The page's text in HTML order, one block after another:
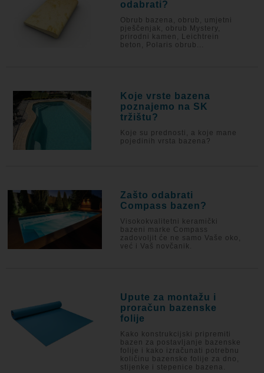
odabrati?
Obrub bazena, obrub, umjetni
pješčenjak, obrub Mystery,
prirodni kamen, Leichtrein
beton, Polaris obrub...
Koje vrste bazena
poznajemo na SK
tržištu?
Koje su prednosti, a koje mane
pojedinih vrsta bazena?
Zašto odabrati
Compass bazen?
Visokokvalitetni keramički
bazeni marke Compass
zadovoljit će ne samo Vaše oko,
već i Vaš novčanik.
Upute za montažu i
proračun bazenske
folije
Kako konstrukcijski pripremiti
bazen za postavljanje bazenske
folije i kako izračunati potrebnu
količinu bazenske folije za dno,
stijenke i stepenice bazena.